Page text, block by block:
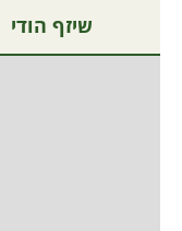
שיזף הודי